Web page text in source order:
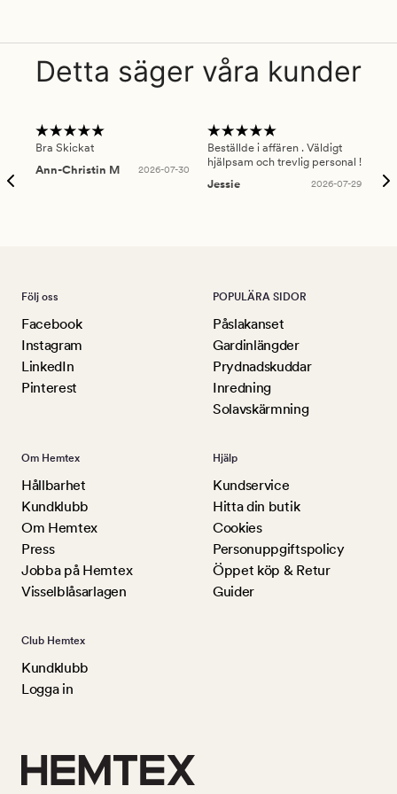
Detta säger våra kunder
Bra Skickat
Ann-Christin M
2026-07-30
Beställde i affären . Väldigt
hjälpsam och trevlig personal !
Jessie
2026-07-29
Följ oss
Facebook
Instagram
LinkedIn
Pinterest
POPULÄRA SIDOR
Påslakanset
Gardinlängder
Prydnadskuddar
Inredning
Solavskärmning
Om Hemtex
Hållbarhet
Kundklubb
Om Hemtex
Press
Jobba på Hemtex
Visselblåsarlagen
Hjälp
Kundservice
Hitta din butik
Cookies
Personuppgiftspolicy
Öppet köp & Retur
Guider
Club Hemtex
Kundklubb
Logga in